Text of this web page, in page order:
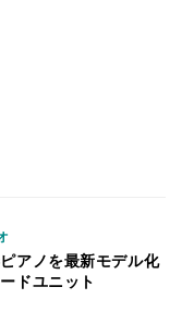
アノを最新モデル化
ドユニット